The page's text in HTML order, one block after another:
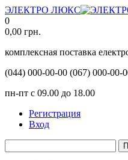
ЭЛЕКТРО ЛЮКС
0
0,00 грн.
комплексная поставка
(044) 000-00-00 (067) 000-00-
пн-пт с 09.00 до 18.00
Регистрация
Вход